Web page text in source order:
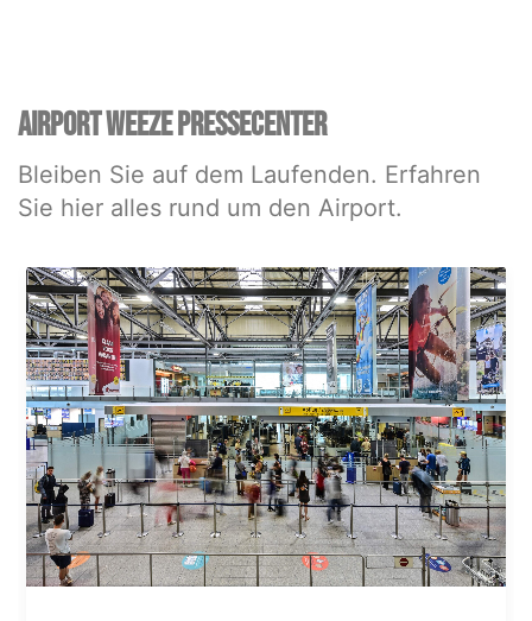
AIRPORT WEEZE PRESSECENTER
Bleiben Sie auf dem Laufenden. Erfahren
Sie hier alles rund um den Airport.